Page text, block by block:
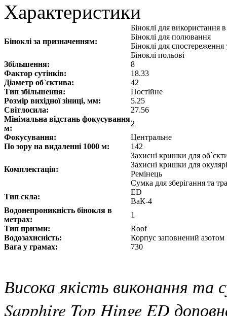
Характеристики
Біноклі за призначенням:
Біноклі для використання
Біноклі для полювання
Біноклі для спостереження
Біноклі польові
Збільшення:
8
Фактор сутінків:
18.33
Діаметр об`єктива:
42
Тип збільшення:
Постійне
Розмір вихідної зіниці, мм:
5.25
Світлосила:
27.56
Мінімальна відстань фокусування
м:
2
Фокусування:
Центральне
По зору на видаленні 1000 м:
142
Комплектація:
Захисні кришки для
Захисні кришки для
Ремінець
Сумка для зберігання та
Тип скла:
ED
ВаК-4
Водонепроникність бінокля в
метрах:
1
Тип призми:
Roof
Водозахисність:
Корпус заповнений азотом
Вага у грамах:
730
Висока якість виконання та
Sapphire Top Hinge ED